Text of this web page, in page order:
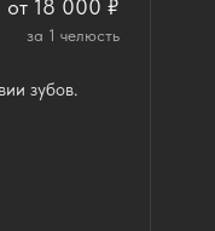
от 18 000 ₽
зубов.
за 1 челюсть